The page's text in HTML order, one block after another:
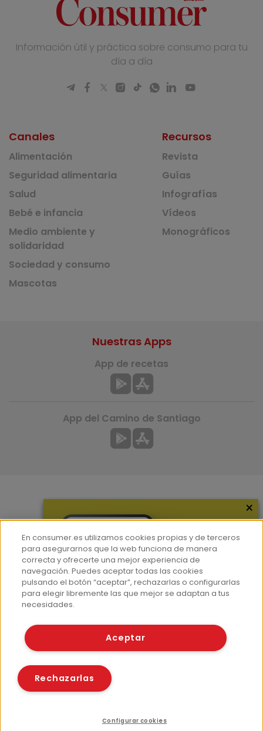
Información útil y práctica sobre consumo para tu
día a día
Canales
Alimentación
Seguridad alimentaria
Salud
Bebé e infancia
Medio ambiente y
solidaridad
Sociedad y consumo
Mascotas
Recursos
Revista
Guías
Infografías
Vídeos
Monográficos
Hemeroteca
Contacto
Prensa
Corpus Lingüístico Consumer
Nuestras Apps
App de recetas
App del Camino de Santiago
© Fundación EROSKI
Políticas de cookies
×
En consumer.es utilizamos cookies propias y de terceros
para asegurarnos que la web funciona de manera
correcta y ofrecerte una mejor experiencia de
navegación. Puedes aceptar todas las cookies
pulsando el botón “aceptar”, rechazarlas o configurarlas
para elegir libremente las que mejor se adaptan a tus
necesidades.
Aceptar
Rechazarlas
Configurar cookies